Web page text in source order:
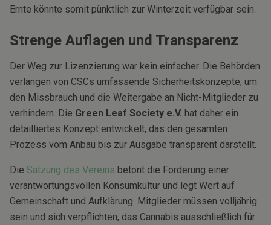
Ernte könnte somit pünktlich zur Winterzeit verfügbar sein.
Strenge Auflagen und Transparenz
Der Weg zur Lizenzierung war kein einfacher. Die Behörden
verlangen von CSCs umfassende Sicherheitskonzepte, um
den Missbrauch und die Weitergabe an Nicht-Mitglieder zu
verhindern. Die Green Leaf Society e.V. hat daher ein
detailliertes Konzept entwickelt, das den gesamten
Prozess vom Anbau bis zur Ausgabe transparent darstellt.
Die Satzung des Vereins betont die Förderung einer
verantwortungsvollen Konsumkultur und legt Wert auf
Gemeinschaft und Aufklärung. Mitglieder müssen volljährig
sein und sich verpflichten, das Cannabis ausschließlich für